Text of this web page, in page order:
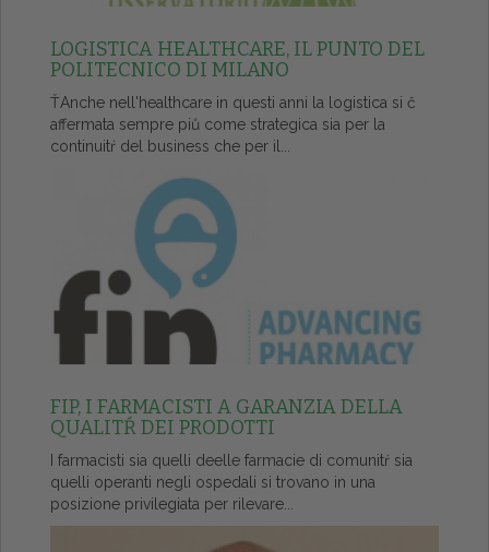
LOGISTICA HEALTHCARE, IL PUNTO DEL
POLITECNICO DI MILANO
ŤAnche nell'healthcare in questi anni la logistica si č
affermata sempre piů come strategica sia per la
continuitŕ del business che per il...
FIP, I FARMACISTI A GARANZIA DELLA
QUALITŔ DEI PRODOTTI
I farmacisti sia quelli deelle farmacie di comunitŕ sia
quelli operanti negli ospedali si trovano in una
posizione privilegiata per rilevare...